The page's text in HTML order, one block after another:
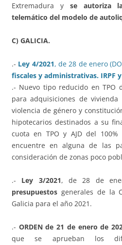
Extremadura y se autoriza
telemático del modelo de
C) GALICIA.
.- Ley 4/2021, de 28 de enero
fiscales y administrativas. IRPF y
.- Nuevo tipo reducido en TPO
para adquisiciones de
violencia de género y
hipotecarios destinados a su
cuota en TPO y AJD del
encuentre en alguna de las
consideración de zonas poco
.- Ley 3/2021, de 28 de
presupuestos generales de la
Galicia para el año 2021.
.- ORDEN de 21 de enero de
que se aprueban los